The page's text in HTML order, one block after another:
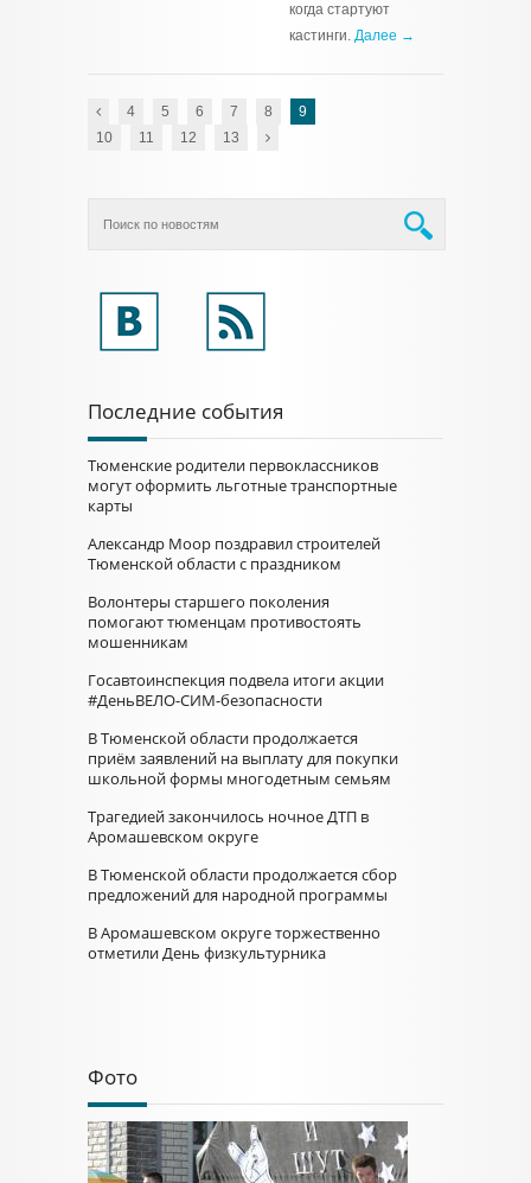
когда стартуют
кастинги. Далее →
4 5 6 7 8
9
10
11 12 13
Последние события
Тюменские родители первоклассников
могут оформить льготные транспортные
карты
Александр Моор поздравил строителей
Тюменской области с праздником
Волонтеры старшего поколения
помогают тюменцам противостоять
мошенникам
Госавтоинспекция подвела итоги акции
#ДеньВЕЛО-СИМ-безопасности
В Тюменской области продолжается
приём заявлений на выплату для покупки
школьной формы многодетным семьям
Трагедией закончилось ночное ДТП в
Аромашевском округе
В Тюменской области продолжается сбор
предложений для народной программы
В Аромашевском округе торжественно
отметили День физкультурника
Фото